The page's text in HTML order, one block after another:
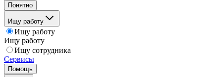
Понятно
Ищу работу
Ищу работу
Ищу работу
Ищу сотрудника
Сервисы
Помощь